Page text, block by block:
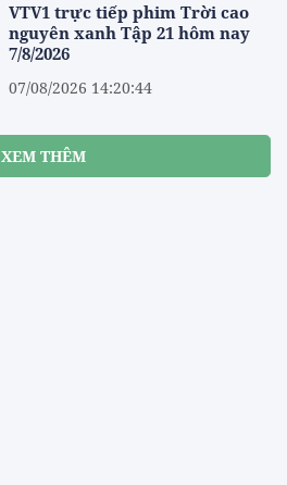
VTV1 trực tiếp phim Trời cao
nguyên xanh Tập 21 hôm nay
7/8/2026
07/08/2026 14:20:44
XEM THÊM